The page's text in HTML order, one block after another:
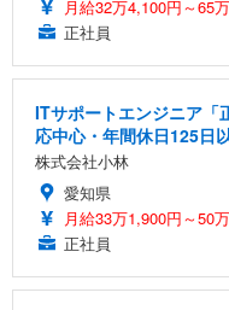
月給32万4,100円～65
正社員
ITサポートエンジニア「
応中心・年間休日125日
株式会社小林
愛知県
月給33万1,900円～50
正社員